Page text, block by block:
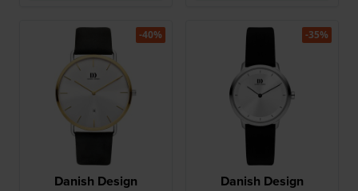
Danish Design
-40%
Danish Design
-35%